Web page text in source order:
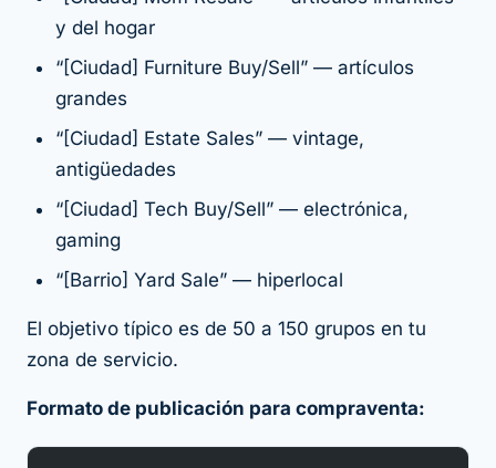
y del hogar
“[Ciudad] Furniture Buy/Sell” — artículos
grandes
“[Ciudad] Estate Sales” — vintage,
antigüedades
“[Ciudad] Tech Buy/Sell” — electrónica,
gaming
“[Barrio] Yard Sale” — hiperlocal
El objetivo típico es de 50 a 150 grupos en tu
zona de servicio.
Formato de publicación para compraventa: